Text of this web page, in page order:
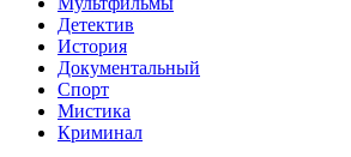
Детектив
История
Документальный
Спорт
Мистика
Криминал